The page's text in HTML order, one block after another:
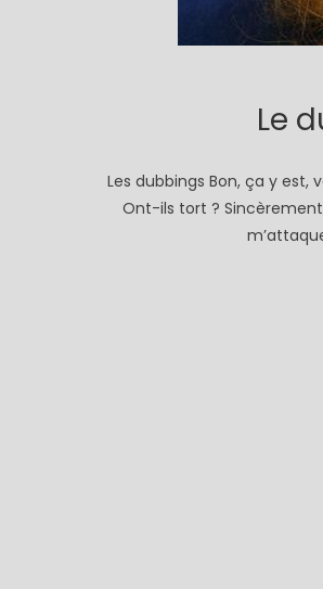
Le
Les dubbings Bon, ça y est,
Ont-ils tort ?